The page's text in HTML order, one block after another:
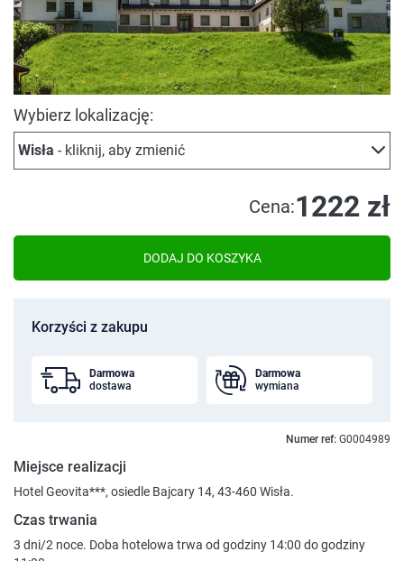
Wybierz lokalizację:
Wisła - kliknij, aby zmienić
Cena:1222 zł
DODAJ DO KOSZYKA
Korzyści z zakupu
Darmowa
dostawa
Darmowa
wymiana
Numer ref: G0004989
Miejsce realizacji
Hotel Geovita***, osiedle Bajcary 14, 43-460 Wisła.
Czas trwania
3 dni/2 noce. Doba hotelowa trwa od godziny 14:00 do godziny